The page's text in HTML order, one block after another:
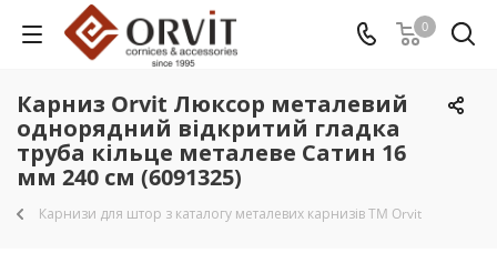
0
Карниз Orvit Люксор металевий
однорядний відкритий гладка
труба кільце металеве Сатин 16
мм 240 см (6091325)
Карнизи для штор з каталогу металевих карнизів TM Orvit